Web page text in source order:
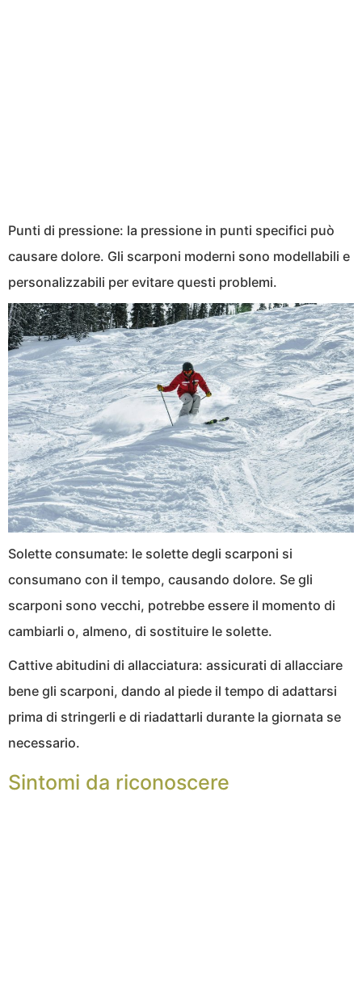
Punti di pressione: la pressione in punti specifici può
causare dolore. Gli scarponi moderni sono modellabili e
personalizzabili per evitare questi problemi.
Solette consumate: le solette degli scarponi si
consumano con il tempo, causando dolore. Se gli
scarponi sono vecchi, potrebbe essere il momento di
cambiarli o, almeno, di sostituire le solette.
Cattive abitudini di allacciatura: assicurati di allacciare
bene gli scarponi, dando al piede il tempo di adattarsi
prima di stringerli e di riadattarli durante la giornata se
necessario.
Sintomi da riconoscere